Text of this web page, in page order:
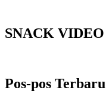
SNACK VIDEO
Pos-pos Terbaru